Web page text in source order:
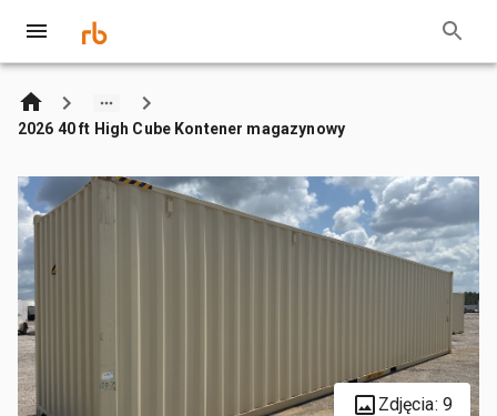
2026 40 ft High Cube Kontener magazynowy
Zdjęcia: 9